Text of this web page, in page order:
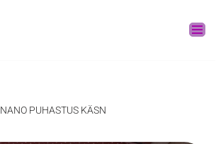
NANO PUHASTUS KÄSN